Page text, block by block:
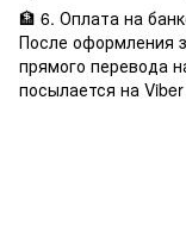
🏦 6. Оплата на
После оформления
прямого перевода
посылается на